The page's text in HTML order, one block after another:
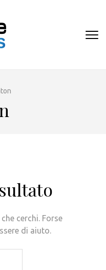
cerchi. Forse
di aiuto.